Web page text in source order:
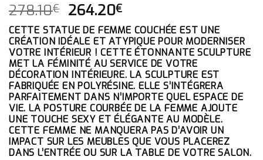
278.10€ LE
PRIX
INITIAL
ÉTAIT :
278.10€.
264.20€
PRIX
ACTUEL
EST :
264.20€.
CETTE STATUE DE FEMME COUCHÉE EST UNE
CRÉATION IDÉALE ET ATYPIQUE POUR MODERNISER
VOTRE INTÉRIEUR ! CETTE ÉTONNANTE SCULPTURE
MET LA FÉMINITÉ AU SERVICE DE VOTRE
DÉCORATION INTÉRIEURE. LA SCULPTURE EST
FABRIQUÉE EN POLYRÉSINE. ELLE S’INTÉGRERA
PARFAITEMENT DANS N’IMPORTE QUEL ESPACE DE
VIE. LA POSTURE COURBÉE DE LA FEMME AJOUTE
UNE TOUCHE SEXY ET ÉLÉGANTE AU MODÈLE.
CETTE FEMME NE MANQUERA PAS D’AVOIR UN
IMPACT SUR LES MEUBLES QUE VOUS PLACEREZ
DANS L’ENTRÉE OU SUR LA TABLE DE VOTRE SALON.